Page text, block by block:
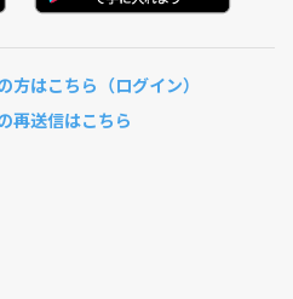
方はこちら（ログイン）
再送信はこちら